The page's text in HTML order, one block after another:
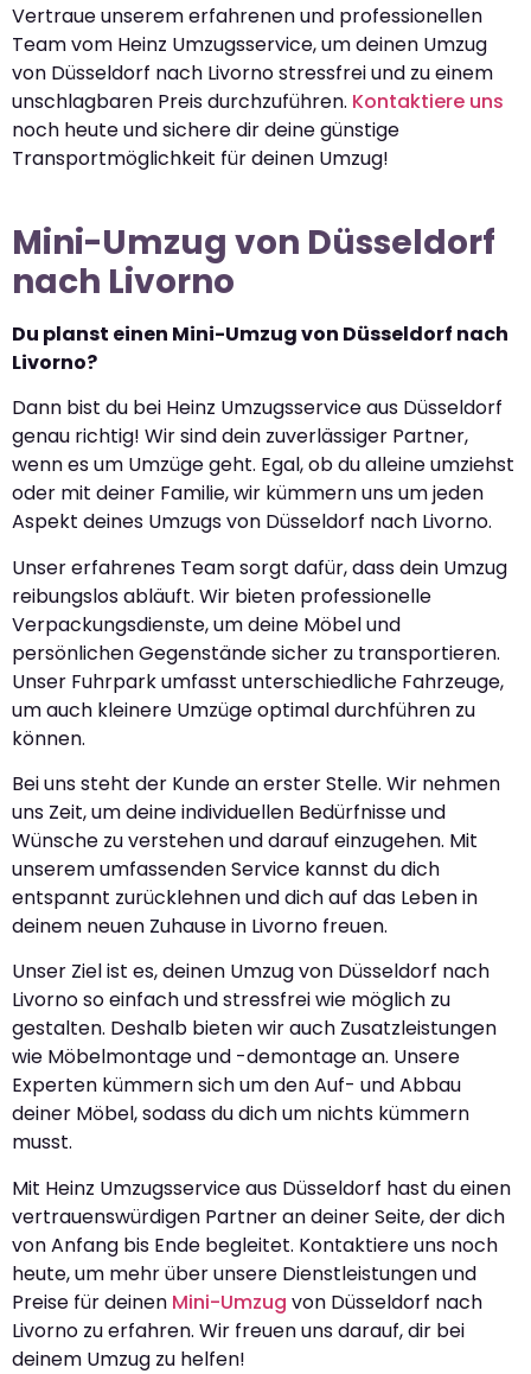
Vertraue unserem erfahrenen und professionellen
Team vom Heinz Umzugsservice, um deinen Umzug
von Düsseldorf nach Livorno stressfrei und zu einem
unschlagbaren Preis durchzuführen. Kontaktiere uns
noch heute und sichere dir deine günstige
Transportmöglichkeit für deinen Umzug!
Mini-Umzug von Düsseldorf
nach Livorno
Du planst einen Mini-Umzug von Düsseldorf nach
Livorno?
Dann bist du bei Heinz Umzugsservice aus Düsseldorf
genau richtig! Wir sind dein zuverlässiger Partner,
wenn es um Umzüge geht. Egal, ob du alleine umziehst
oder mit deiner Familie, wir kümmern uns um jeden
Aspekt deines Umzugs von Düsseldorf nach Livorno.
Unser erfahrenes Team sorgt dafür, dass dein Umzug
reibungslos abläuft. Wir bieten professionelle
Verpackungsdienste, um deine Möbel und
persönlichen Gegenstände sicher zu transportieren.
Unser Fuhrpark umfasst unterschiedliche Fahrzeuge,
um auch kleinere Umzüge optimal durchführen zu
können.
Bei uns steht der Kunde an erster Stelle. Wir nehmen
uns Zeit, um deine individuellen Bedürfnisse und
Wünsche zu verstehen und darauf einzugehen. Mit
unserem umfassenden Service kannst du dich
entspannt zurücklehnen und dich auf das Leben in
deinem neuen Zuhause in Livorno freuen.
Unser Ziel ist es, deinen Umzug von Düsseldorf nach
Livorno so einfach und stressfrei wie möglich zu
gestalten. Deshalb bieten wir auch Zusatzleistungen
wie Möbelmontage und -demontage an. Unsere
Experten kümmern sich um den Auf- und Abbau
deiner Möbel, sodass du dich um nichts kümmern
musst.
Mit Heinz Umzugsservice aus Düsseldorf hast du einen
vertrauenswürdigen Partner an deiner Seite, der dich
von Anfang bis Ende begleitet. Kontaktiere uns noch
heute, um mehr über unsere Dienstleistungen und
Preise für deinen Mini-Umzug von Düsseldorf nach
Livorno zu erfahren. Wir freuen uns darauf, dir bei
deinem Umzug zu helfen!